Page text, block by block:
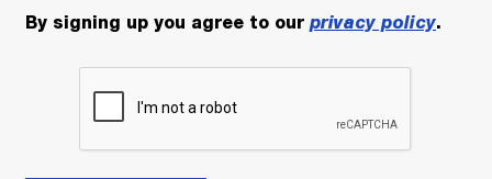
By signing up you agree to our privacy policy.